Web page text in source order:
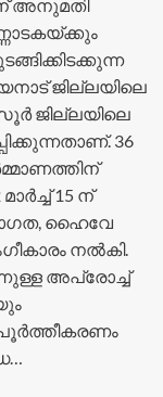
അനുമതി
ജില്ലയിലെ
ജില്ലയിലെ
36
15 ന്
ഹൈവേ
നൽകി.
അപ്രോച്ച്
പൂർത്തീകരണം